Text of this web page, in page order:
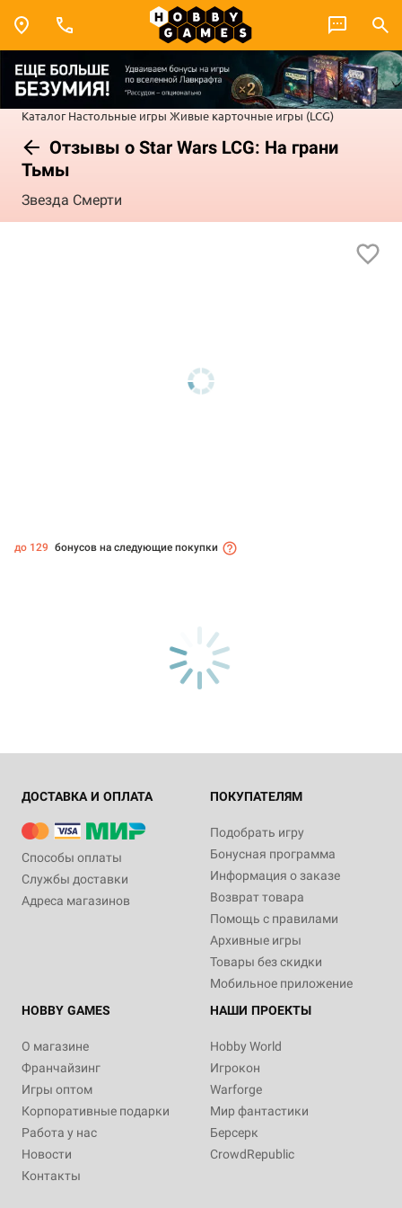
Каталог Настольные игры Живые карточные игры (LCG)
Отзывы о Star Wars LCG: На грани
Тьмы
Звезда Смерти
до 129 бонусов на следующие покупки
ДОСТАВКА И ОПЛАТА
Способы оплаты
Службы доставки
Адреса магазинов
ПОКУПАТЕЛЯМ
Подобрать игру
Бонусная программа
Информация о заказе
Возврат товара
Помощь с правилами
Архивные игры
Товары без скидки
Мобильное приложение
HOBBY GAMES
О магазине
Франчайзинг
Игры оптом
Корпоративные подарки
Работа у нас
Новости
Контакты
НАШИ ПРОЕКТЫ
Hobby World
Игрокон
Warforge
Мир фантастики
Берсерк
CrowdRepublic